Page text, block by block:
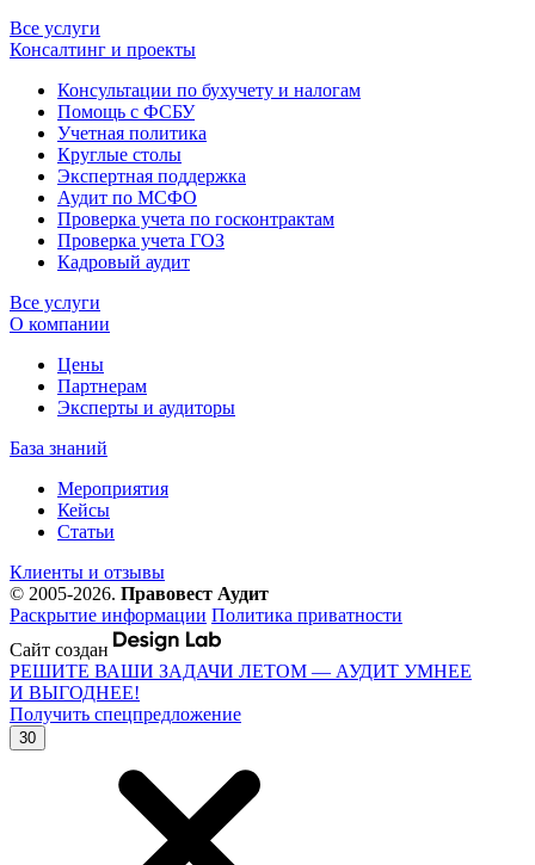
Все услуги
Консалтинг и проекты
Консультации по бухучету и налогам
Помощь с ФСБУ
Учетная политика
Круглые столы
Экспертная поддержка
Аудит по МСФО
Проверка учета по госконтрактам
Проверка учета ГОЗ
Кадровый аудит
Все услуги
О компании
Цены
Партнерам
Эксперты и аудиторы
База знаний
Мероприятия
Кейсы
Статьи
Клиенты и отзывы
© 2005-2026. Правовест Аудит
Раскрытие информации Политика приватности
Сайт создан
РЕШИТЕ ВАШИ ЗАДАЧИ ЛЕТОМ — АУДИТ УМНЕЕ
И ВЫГОДНЕЕ!
Получить спецпредложение
30